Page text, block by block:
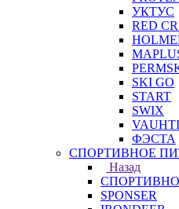
УКТУС
RED
SKI GO
START
SWIX
VAUHTI
ФЭСТА
СПОРТИВНОЕ
Назад
SPONSER